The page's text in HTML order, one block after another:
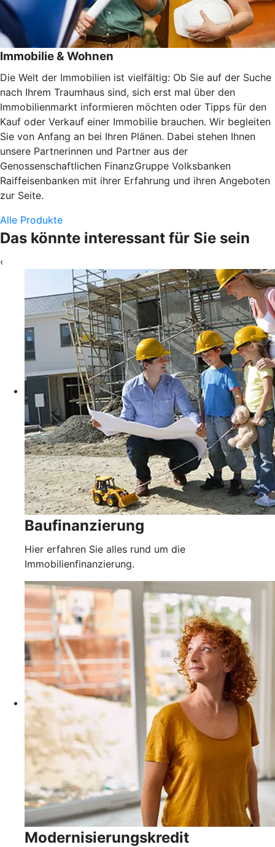
Immobilie & Wohnen
Die Welt der Immobilien ist vielfältig: Ob Sie auf der Suche
nach Ihrem Traumhaus sind, sich erst mal über den
Immobilienmarkt informieren möchten oder Tipps für den
Kauf oder Verkauf einer Immobilie brauchen. Wir begleiten
Sie von Anfang an bei Ihren Plänen. Dabei stehen Ihnen
unsere Partnerinnen und Partner aus der
Genossenschaftlichen FinanzGruppe Volksbanken
Raiffeisenbanken mit ihrer Erfahrung und ihren Angeboten
zur Seite.
Alle Produkte
Das könnte interessant für Sie sein
‹
Baufinanzierung
Hier erfahren Sie alles rund um die
Immobilienfinanzierung.
Modernisierungskredit